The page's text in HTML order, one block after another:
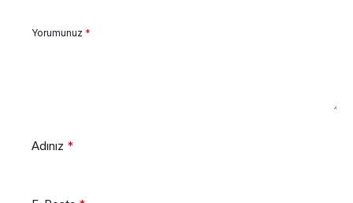
Yorumunuz *
Adınız *